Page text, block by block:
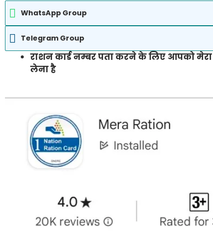
WhatsApp Group
Telegram Group
राशन कार्ड नम्बर पता करने के लिए आपको
लेना है